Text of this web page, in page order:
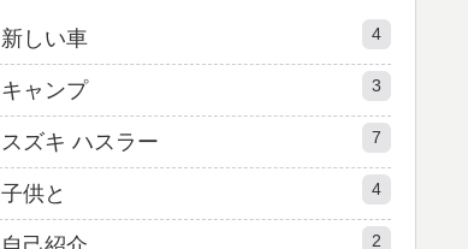
新しい車 4
キャンプ 3
スズキ ハスラー 7
子供と 4
2